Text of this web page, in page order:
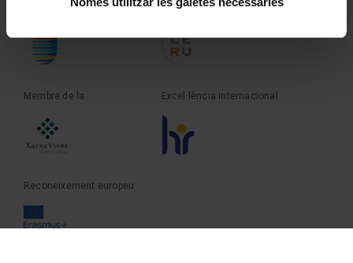
Fundadora de la Membre de la
Membre de la Excel·lència internacional
Reconeixement europeu